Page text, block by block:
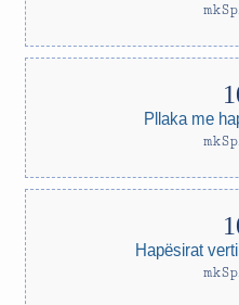
Pllaka me
Hapësirat